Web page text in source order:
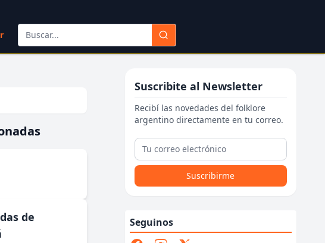
de
Suscribite al Newsletter
Recibí las novedades del folklore
argentino directamente en tu correo.
Suscribirme
Seguinos